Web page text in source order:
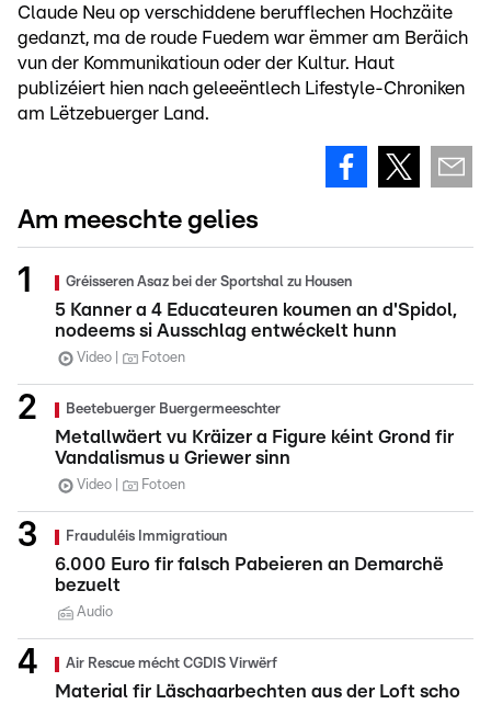
Claude Neu op verschiddene berufflechen Hochzäite
gedanzt, ma de roude Fuedem war ëmmer am Beräich
vun der Kommunikatioun oder der Kultur. Haut
publizéiert hien nach geleeëntlech Lifestyle-Chroniken
am Lëtzebuerger Land.
Am meeschte gelies
Gréisseren Asaz bei der Sportshal zu Housen
5 Kanner a 4 Educateuren koumen an d'Spidol,
nodeems si Ausschlag entwéckelt hunn
Video Fotoen
Beetebuerger Buergermeeschter
Metallwäert vu Kräizer a Figure kéint Grond fir
Vandalismus u Griewer sinn
Video Fotoen
Frauduléis Immigratioun
6.000 Euro fir falsch Pabeieren an Demarchë
bezuelt
Audio
Air Rescue mécht CGDIS Virwërf
Material fir Läschaarbechten aus der Loft scho